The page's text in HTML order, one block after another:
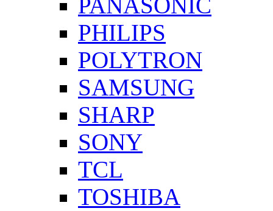
PANASONIC
PHILIPS
POLYTRON
SAMSUNG
SHARP
SONY
TCL
TOSHIBA